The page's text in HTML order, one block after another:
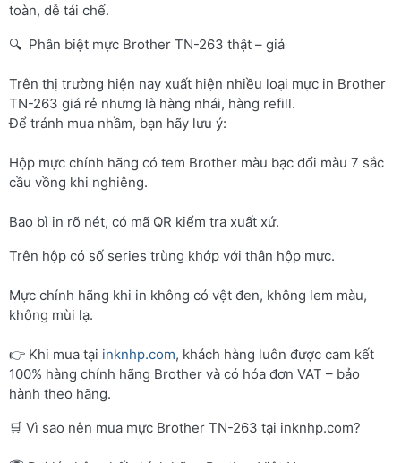
toàn, dễ tái chế.
🔍 Phân biệt mực Brother TN-263 thật – giả
Trên thị trường hiện nay xuất hiện nhiều loại mực in Brother
TN-263 giá rẻ nhưng là hàng nhái, hàng refill.
Để tránh mua nhầm, bạn hãy lưu ý:
Hộp mực chính hãng có tem Brother màu bạc đổi màu 7 sắc
cầu vồng khi nghiêng.
Bao bì in rõ nét, có mã QR kiểm tra xuất xứ.
Trên hộp có số series trùng khớp với thân hộp mực.
Mực chính hãng khi in không có vệt đen, không lem màu,
không mùi lạ.
👉 Khi mua tại inknhp.com, khách hàng luôn được cam kết
100% hàng chính hãng Brother và có hóa đơn VAT – bảo
hành theo hãng.
🛒 Vì sao nên mua mực Brother TN-263 tại inknhp.com?